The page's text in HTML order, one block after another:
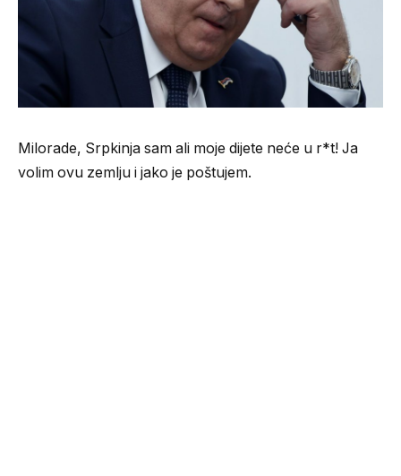
Milorade, Srpkinja sam ali moje dijete neće u r*t! Ja
volim ovu zemlju i jako je poštujem.